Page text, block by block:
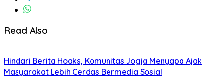
Read Also
Hindari Berita Hoaks, Komunitas Jogja Menyapa Ajak
Masyarakat Lebih Cerdas Bermedia Sosial